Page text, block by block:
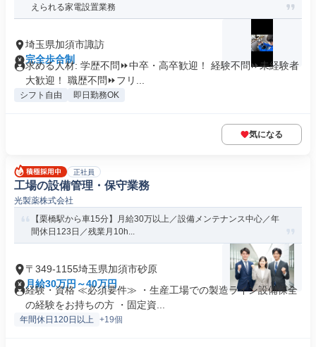
えられる家電設置業務
埼玉県加須市諏訪
完全歩合制
求める人材: 学歴不問⏩中卒・高卒歓迎！ 経験不問⏩未経験者
大歓迎！ 職歴不問⏩フリ...
シフト自由 即日勤務OK
気になる
正社員
工場の設備管理・保守業務
光製薬株式会社
【栗橋駅から車15分】月給30万以上／設備メンテナンス中心／年
間休日123日／残業月10h...
〒349-1155埼玉県加須市砂原
月給30万円～40万円
経験・資格 ≪必須要件≫ ・生産工場での製造ライン設備保全
の経験をお持ちの方 ・固定資...
年間休日120日以上 +19個